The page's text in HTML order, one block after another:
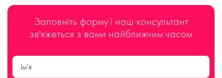
Заповніть форму і наш консультант
зв'яжеться з вами найближчим часом